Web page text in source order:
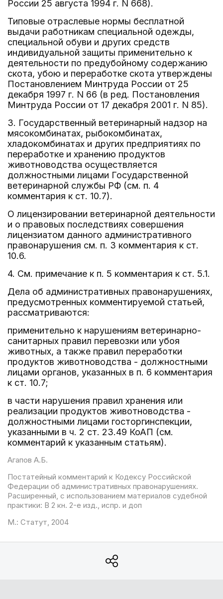
России 25 августа 1994 г. N 668).
Типовые отраслевые нормы бесплатной
выдачи работникам специальной одежды,
специальной обуви и других средств
индивидуальной защиты применительно к
деятельности по предубойному содержанию
скота, убою и переработке скота утверждены
Постановлением Минтруда России от 25
декабря 1997 г. N 66 (в ред. Постановления
Минтруда России от 17 декабря 2001 г. N 85).
3. Государственный ветеринарный надзор на
мясокомбинатах, рыбокомбинатах,
хладокомбинатах и других предприятиях по
переработке и хранению продуктов
животноводства осуществляется
должностными лицами Государственной
ветеринарной службы РФ (см. п. 4
комментария к ст. 10.7).
О лицензировании ветеринарной деятельности
и о правовых последствиях совершения
лицензиатом данного административного
правонарушения см. п. 3 комментария к ст.
10.6.
4. См. примечание к п. 5 комментария к ст. 5.1.
Дела об административных правонарушениях,
предусмотренных комментируемой статьей,
рассматриваются:
применительно к нарушениям ветеринарно-
санитарных правил перевозки или убоя
животных, а также правил переработки
продуктов животноводства - должностными
лицами органов, указанных в п. 6 комментария
к ст. 10.7;
в части нарушения правил хранения или
реализации продуктов животноводства -
должностными лицами госторгинспекции,
указанными в ч. 2 ст. 23.49 КоАП (см.
комментарий к указанным статьям).
Агапов А.Б.
Постатейный комментарий к Кодексу Российской
Федерации об административных правонарушениях.
Расширенный, с использованием материалов судебной
практики: В 2 кн. 2-е изд., испр. и доп
М.: Статут, 2004